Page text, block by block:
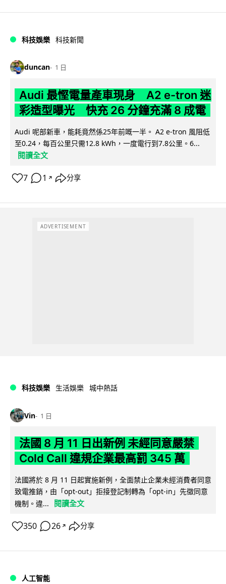
科技娛樂 科技新聞
duncan 1 日
Audi 最慳電量產車現身 A2 e-tron 迷
彩造型曝光 快充 26 分鐘充滿 8 成電
Audi 呢部新車，能耗竟然係25年前嘅一半。 A2 e-tron 風阻低
至0.24，每百公里只需12.8 kWh，一度電行到7.8公里。6...
閱讀全文
7 1 ↗ 分享
ADVERTISEMENT
科技娛樂 生活娛樂 城中熱話
Vin 1 日
法國 8 月 11 日出新例 未經同意嚴禁
Cold Call 違規企業最高罰 345 萬
法國將於 8 月 11 日起實施新例，全面禁止企業未經消費者同意
致電推銷，由「opt-out」拒接登記制轉為「opt-in」先徵同意
機制。違...
閱讀全文
350 26 ↗ 分享
人工智能